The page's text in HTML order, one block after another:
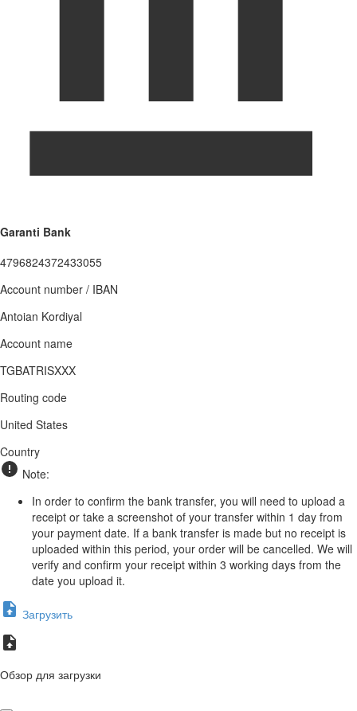
Garanti Bank
4796824372433055
Account number / IBAN
Antoian Kordiyal
Account name
TGBATRISXXX
Routing code
United States
Country
Note:
In order to confirm the bank transfer, you will need to upload a
receipt or take a screenshot of your transfer within 1 day from
your payment date. If a bank transfer is made but no receipt is
uploaded within this period, your order will be cancelled. We will
verify and confirm your receipt within 3 working days from the
date you upload it.
Загрузить
Обзор для загрузки